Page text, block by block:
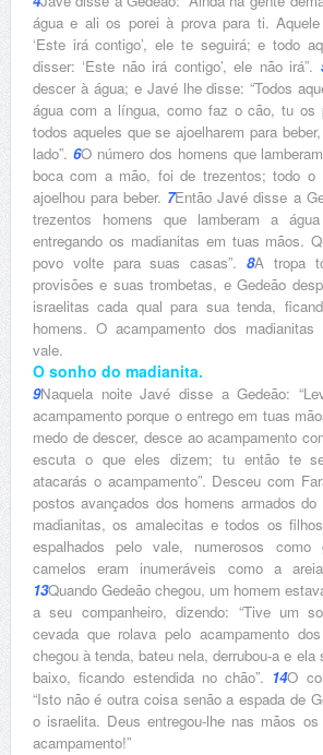
água e ali os porei à prova para ti.
‘Este irá contigo’, ele te seguirá; e todo
disser: ‘Este não irá contigo’, ele não irá”.
descer à água; e Javé lhe disse: “Todos
água com a língua, como faz o cão, tu os
todos aqueles que se ajoelharem para
lado”. 6O número dos homens que
boca com a mão, foi de trezentos; todo o
ajoelhou para beber. 7Então Javé disse a
trezentos homens que lamberam a
entregando os madianitas em tuas mãos.
povo volte para suas casas”. 8A tropa
provisões e suas trombetas, e Gedeão
israelitas cada qual para sua tenda,
homens. O acampamento dos
vale.
O sonho do madianita.
9Naquela noite Javé disse a Gedeão:
acampamento porque o entrego em tuas
medo de descer, desce ao acampamento
escuta o que eles dizem; tu então te
atacarás o acampamento”. Desceu com
postos avançados dos homens armados do
madianitas, os amalecitas e todos os
espalhados pelo vale, numerosos como
camelos eram inumeráveis como a
13Quando Gedeão chegou, um homem
a seu companheiro, dizendo: “Tive um
cevada que rolava pelo acampamento
chegou à tenda, bateu nela, derrubou-a e
baixo, ficando estendida no chão”. 14O
“Isto não é outra coisa senão a espada de
o israelita. Deus entregou-lhe nas mãos
acampamento!”